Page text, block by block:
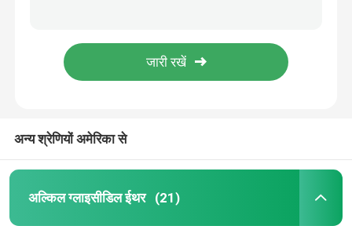
एपॉक्सी रिएक्टिव दिलुएंट
बिस्फेनॉल ए एपोक्सी राल
कैस 28768 32 3
अन्य श्रेणियों अमेरिका से
अल्किल ग्लाइसीडिल ईथर (21)